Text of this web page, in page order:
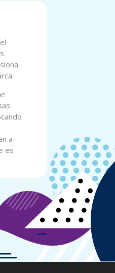
a
es